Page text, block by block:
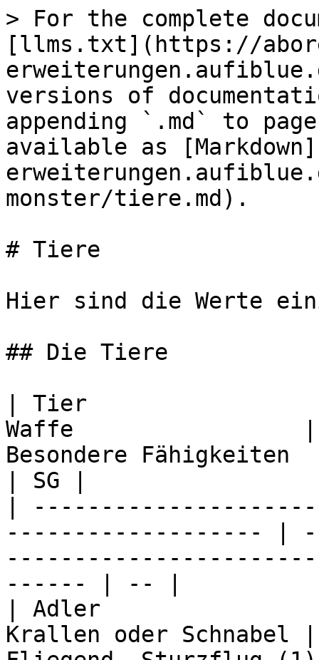
> For the complete
[llms.txt](https://
versions of
appending `.md` to
available as
monster/tiere.md).
# Tiere
Hier sind die Werte
## Die Tiere
| Tier
Waffe                 |
Besondere
| SG |
|
------------------- |
------ | -- |
| Adler
Krallen oder